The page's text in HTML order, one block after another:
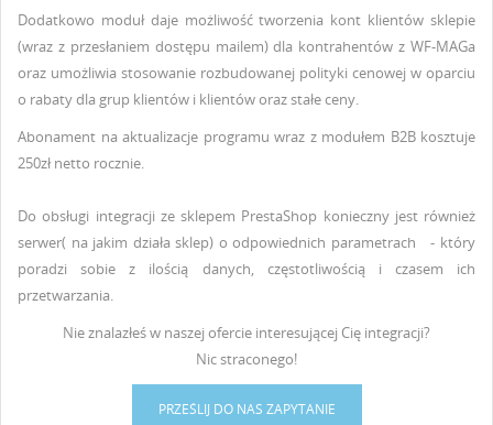
Dodatkowo moduł daje możliwość tworzenia kont klientów sklepie
(wraz z przesłaniem dostępu mailem) dla kontrahentów z WF-MAGa
oraz umożliwia stosowanie rozbudowanej polityki cenowej w oparciu
o rabaty dla grup klientów i klientów oraz stałe ceny.
Abonament na aktualizacje programu wraz z modułem B2B kosztuje
250zł netto rocznie.
Do obsługi integracji ze sklepem PrestaShop konieczny jest również
serwer( na jakim działa sklep) o odpowiednich parametrach - który
poradzi sobie z ilością danych, częstotliwością i czasem ich
przetwarzania.
Nie znalazłeś w naszej ofercie interesującej Cię integracji?
Nicstraconego!
PRZEŚLIJ DO NAS ZAPYTANIE